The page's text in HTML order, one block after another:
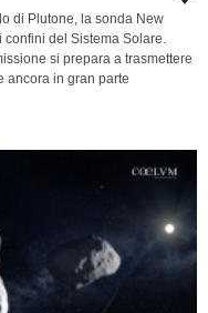
di Plutone, la sonda New
confini del Sistema Solare.
si prepara a trasmettere
ancora in gran parte